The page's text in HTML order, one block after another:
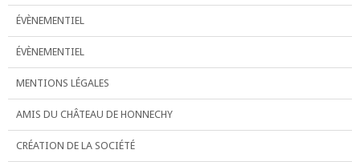
ÉVÈNEMENTIEL
ÉVÈNEMENTIEL
MENTIONS LÉGALES
AMIS DU CHÂTEAU DE HONNECHY
CRÉATION DE LA SOCIÉTÉ